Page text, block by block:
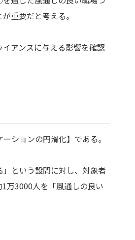
重要だと考える。
アンスに与える影響を確認
ションの円滑化】である。
という設問に対し、対象者
1万3000人を「風通しの良い